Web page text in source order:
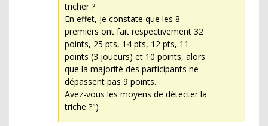
tricher ?
En effet, je constate que les 8
premiers ont fait respectivement 32
points, 25 pts, 14 pts, 12 pts, 11
points (3 joueurs) et 10 points, alors
que la majorité des participants ne
dépassent pas 9 points.
Avez-vous les moyens de détecter la
triche ?")